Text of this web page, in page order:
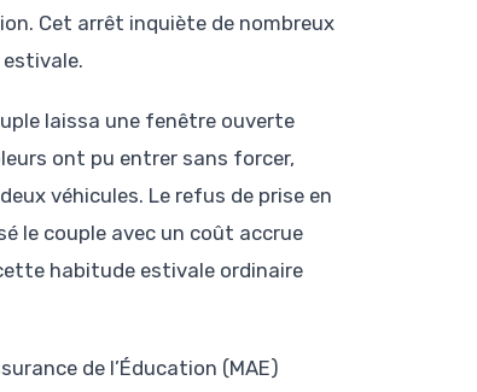
Cet arrêt inquiète de nombreux
laissa une fenêtre ouverte
ont pu entrer sans forcer,
véhicules. Le refus de prise en
le couple avec un coût accrue
habitude estivale ordinaire
de l’Éducation (MAE)